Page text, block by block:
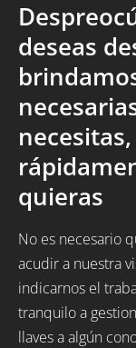
deseas
quieras
No es necesario
acudir a nuestra
indicarnos el
tranquilo a
llaves a algún